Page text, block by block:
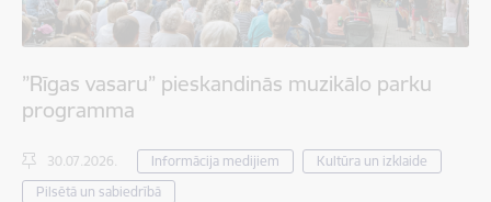
”Rīgas vasaru” pieskandinās muzikālo parku
programma
30.07.2026. Informācija medijiem
Kultūra un izklaide
Pilsētā un sabiedrībā